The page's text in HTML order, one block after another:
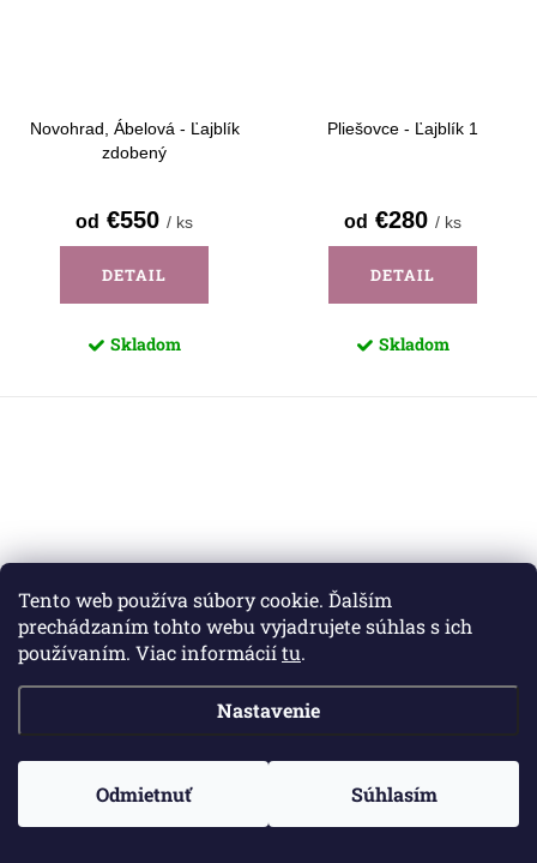
Tento web používa súbory cookie. Ďalším
prechádzaním tohto webu vyjadrujete súhlas s ich
používaním. Viac informáciítu.
Nastavenie
Odmietnuť Súhlasím
Novohrad, Ábelová - Ľajblík
zdobený
od €550 / ks
DETAIL
Skladom
Pliešovce - Ľajblík 1
od €280 / ks
DETAIL
Skladom
Pliešovce - Ľajblík 2 Pliešovce - Ľajblík 2